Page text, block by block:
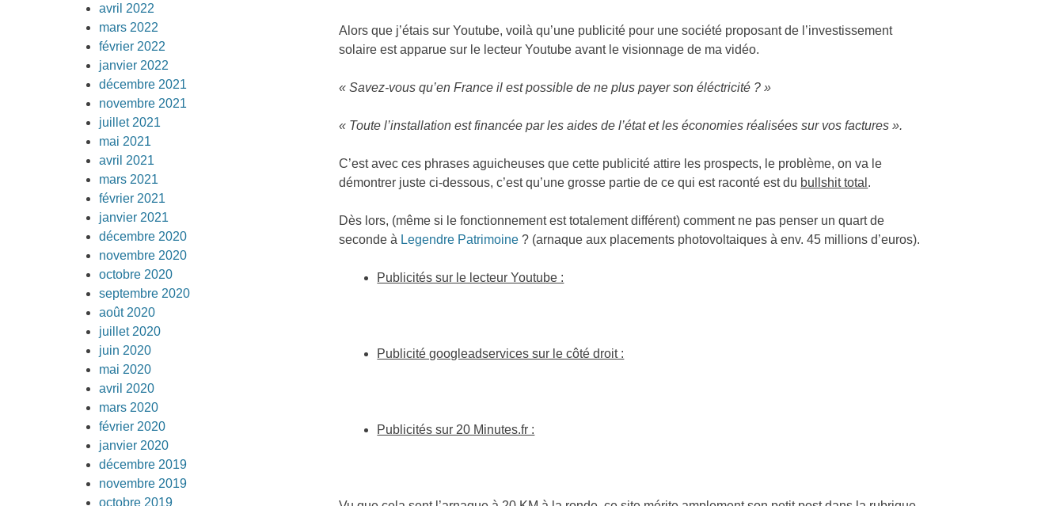
Alors que j’étais sur Youtube, voilà qu’une publicité pour une société proposant de l’investissement
solaire est apparue sur le lecteur Youtube avant le visionnage de ma vidéo.
« Savez-vous qu’en France il est possible de ne plus payer son éléctricité ? »
« Toute l’installation est financée par les aides de l’état et les économies réalisées sur vos factures ».
C’est avec ces phrases aguicheuses que cette publicité attire les prospects, le problème, on va le
démontrer juste ci-dessous, c’est qu’une grosse partie de ce qui est raconté est du bullshit total .
Dès lors, (même si le fonctionnement est totalement différent) comment ne pas penser un quart de
seconde à Legendre Patrimoine ? (arnaque aux placements photovoltaiques à env. 45 millions d’euros).
Publicités sur le lecteur Youtube :
Publicité googleadservices sur le côté droit :
Publicités sur 20 Minutes.fr :
avril 2022
mars 2022
février 2022
janvier 2022
décembre 2021
novembre 2021
juillet 2021
mai 2021
avril 2021
mars 2021
février 2021
janvier 2021
décembre 2020
novembre 2020
octobre 2020
septembre 2020
août 2020
juillet 2020
juin 2020
mai 2020
avril 2020
mars 2020
février 2020
janvier 2020
décembre 2019
novembre 2019
octobre 2019